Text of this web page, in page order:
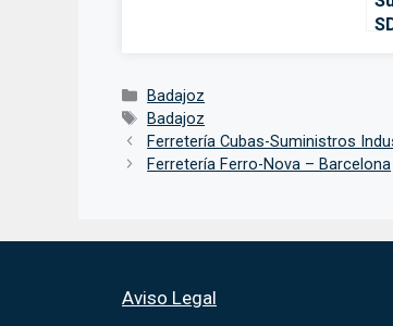
Categorías
Badajoz
Etiquetas
Badajoz
Ferretería Cubas-Suministros
Ferretería Ferro-Nova – Barcelona
Aviso Legal